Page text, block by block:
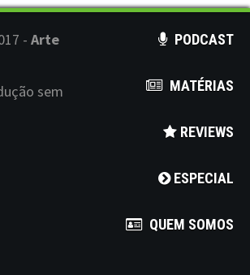
- Arte
sem
PODCAST
MATÉRIAS
REVIEWS
ESPECIAL
QUEM SOMOS